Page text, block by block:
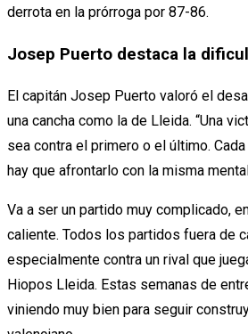
derrota en la prórroga por 87-86.
Josep Puerto destaca la
El capitán Josep Puerto valoró el
una cancha como la de Lleida. “Una
sea contra el primero o el último.
hay que afrontarlo con la misma
Va a ser un partido muy complicado,
caliente. Todos los partidos fuera de
especialmente contra un rival que
Hiopos Lleida. Estas semanas de
viniendo muy bien para seguir